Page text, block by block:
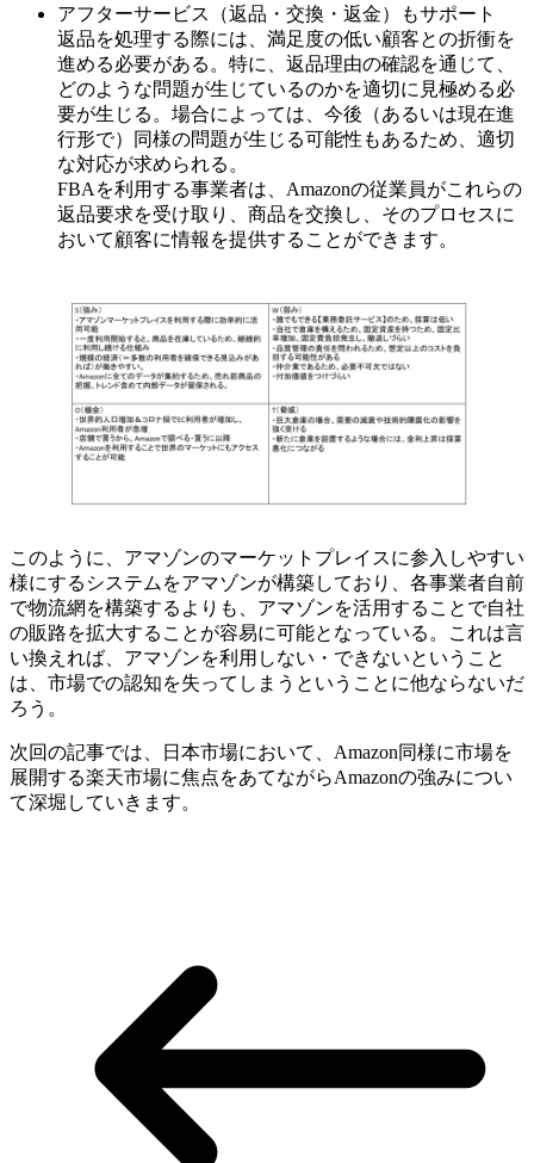
アフターサービス（返品・交換・返金）もサポート
返品を処理する際には、満足度の低い顧客との折衝を
進める必要がある。特に、返品理由の確認を通じて、
どのような問題が生じているのかを適切に見極める必
要が生じる。場合によっては、今後（あるいは現在進
行形で）同様の問題が生じる可能性もあるため、適切
な対応が求められる。
FBAを利用する事業者は、Amazonの従業員がこれらの
返品要求を受け取り、商品を交換し、そのプロセスに
おいて顧客に情報を提供することができます。
このように、アマゾンのマーケットプレイスに参入しやすい
様にするシステムをアマゾンが構築しており、各事業者自前
で物流網を構築するよりも、アマゾンを活用することで自社
の販路を拡大することが容易に可能となっている。これは言
い換えれば、アマゾンを利用しない・できないということ
は、市場での認知を失ってしまうということに他ならないだ
ろう。
次回の記事では、日本市場において、Amazon同様に市場を
展開する楽天市場に焦点をあてながらAmazonの強みについ
て深堀していきます。